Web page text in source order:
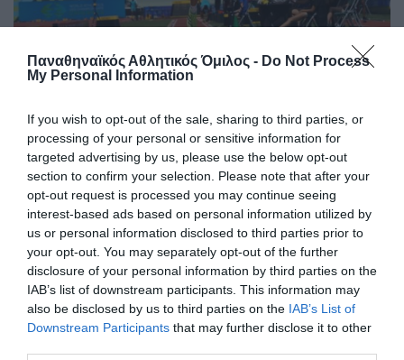
Παναθηναϊκός Αθλητικός Όμιλος - Do Not Process
My Personal Information
If you wish to opt-out of the sale, sharing to third parties, or
processing of your personal or sensitive information for
targeted advertising by us, please use the below opt-out
section to confirm your selection. Please note that after your
opt-out request is processed you may continue seeing
interest-based ads based on personal information utilized by
us or personal information disclosed to third parties prior to
your opt-out. You may separately opt-out of the further
disclosure of your personal information by third parties on the
IAB’s list of downstream participants. This information may
also be disclosed by us to third parties on the IAB’s List of
Downstream Participants that may further disclose it to other
Στην Παγκόσμια ελίτ ο Κουλούρης
Ο Αρσένης Κουλούρης συμμετείχε στον τελικό του μήκος
καταλαμβάνοντας την ένατη θέση.
09.08.2026 ΣΤΙΒΟΣ